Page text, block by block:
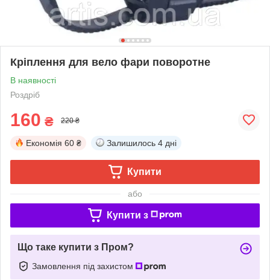
Кріплення для вело фари поворотне
В наявності
Роздріб
160 ₴ 220 ₴
Економія 60 ₴ Залишилось 4 дні
Купити
або
Купити з
Що таке купити з Пром?
Замовлення під захистом